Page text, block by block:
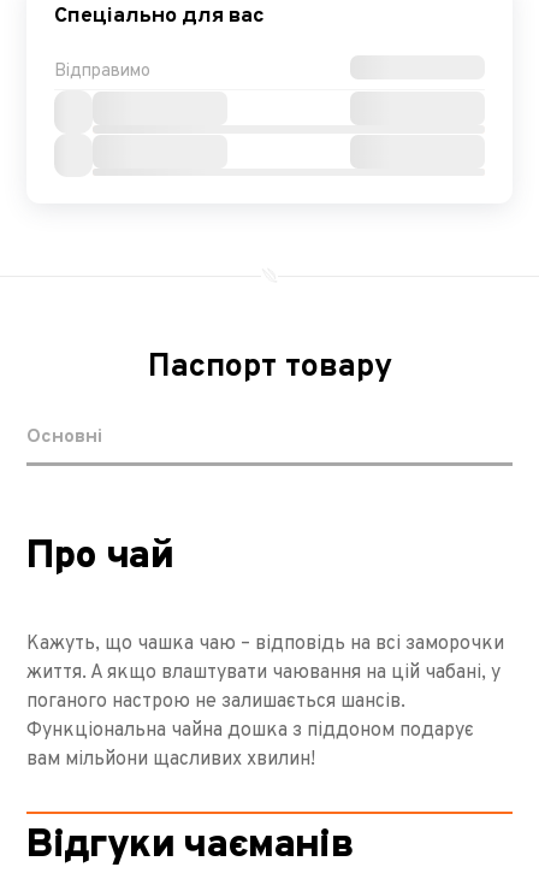
Спеціально для вас
Відправимо
Паспорт товару
Основні
Про чай
Кажуть, що чашка чаю – відповідь на всі заморочки
життя. А якщо влаштувати чаювання на цій чабані, у
поганого настрою не залишається шансів.
Функціональна чайна дошка з піддоном подарує
вам мільйони щасливих хвилин!
Відгуки чаєманів